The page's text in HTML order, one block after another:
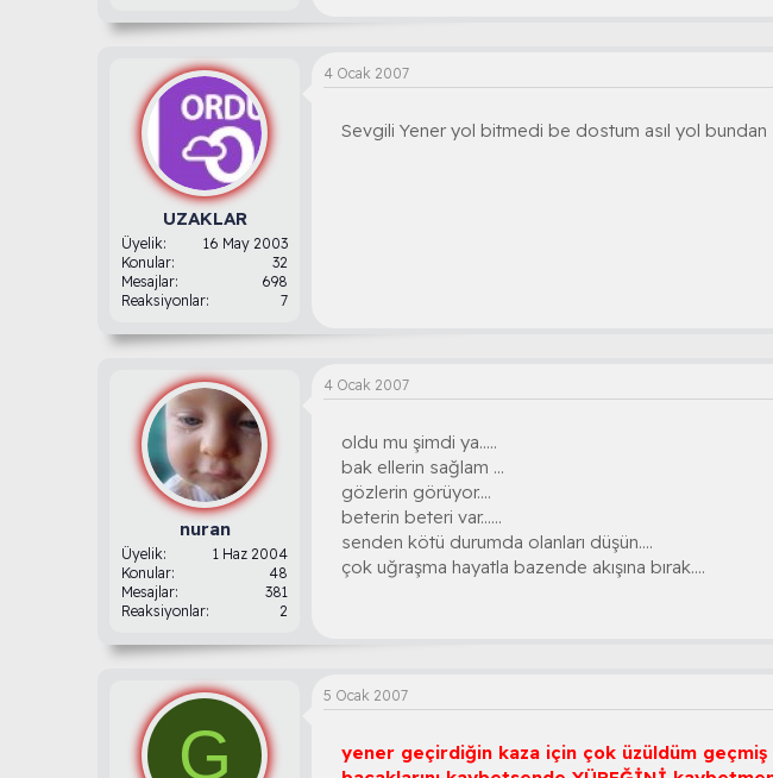
UZAKLAR
Üyelik
16 May 2003
Konular
32
Mesajlar
698
Reaksiyonlar
7
4 Ocak 2007
Sevgili Yener yol bitmedi be dostum asıl yol bundan
nuran
Üyelik
1 Haz 2004
Konular
48
Mesajlar
381
Reaksiyonlar
2
4 Ocak 2007
oldu mu şimdi ya.....
bak ellerin sağlam ...
gözlerin görüyor....
beterin beteri var......
senden kötü durumda olanları düşün....
çok uğraşma hayatla bazende akışına bırak....
G
5 Ocak 2007
yener geçirdiğin kaza için çok üzüldüm